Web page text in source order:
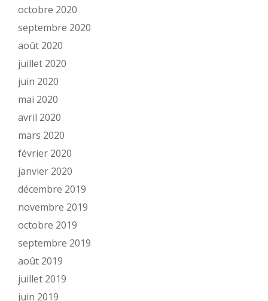
octobre 2020
septembre 2020
août 2020
juillet 2020
juin 2020
mai 2020
avril 2020
mars 2020
février 2020
janvier 2020
décembre 2019
novembre 2019
octobre 2019
septembre 2019
août 2019
juillet 2019
juin 2019